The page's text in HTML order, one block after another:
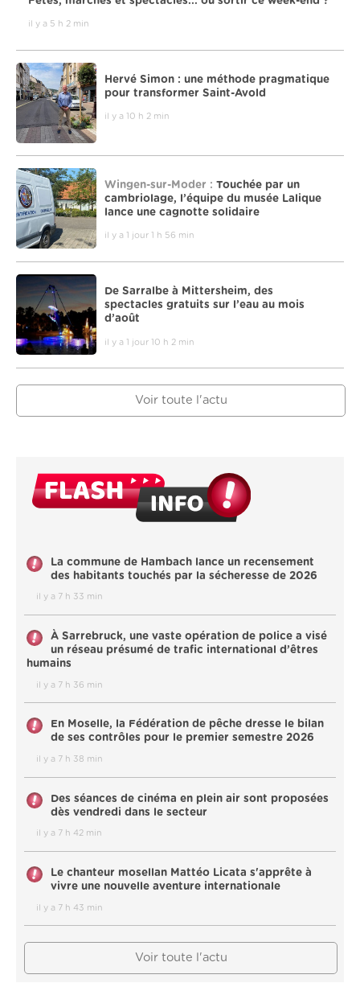
il y a 5 h 2 min
Hervé Simon : une méthode pragmatique
pour transformer Saint-Avold
il y a 10 h 2 min
Wingen-sur-Moder : Touchée par un
cambriolage, l’équipe du musée Lalique
lance une cagnotte solidaire
il y a 1 jour 1 h 56 min
De Sarralbe à Mittersheim, des
spectacles gratuits sur l’eau au mois
d’août
il y a 1 jour 10 h 2 min
Voir toute l'actu
La commune de Hambach lance un recensement
des habitants touchés par la sécheresse de 2026
il y a 7 h 33 min
À Sarrebruck, une vaste opération de police a visé
un réseau présumé de trafic international d’êtres
humains
il y a 7 h 36 min
En Moselle, la Fédération de pêche dresse le bilan
de ses contrôles pour le premier semestre 2026
il y a 7 h 38 min
Des séances de cinéma en plein air sont proposées
dès vendredi dans le secteur
il y a 7 h 42 min
Le chanteur mosellan Mattéo Licata s'apprête à
vivre une nouvelle aventure internationale
il y a 7 h 43 min
Voir toute l'actu